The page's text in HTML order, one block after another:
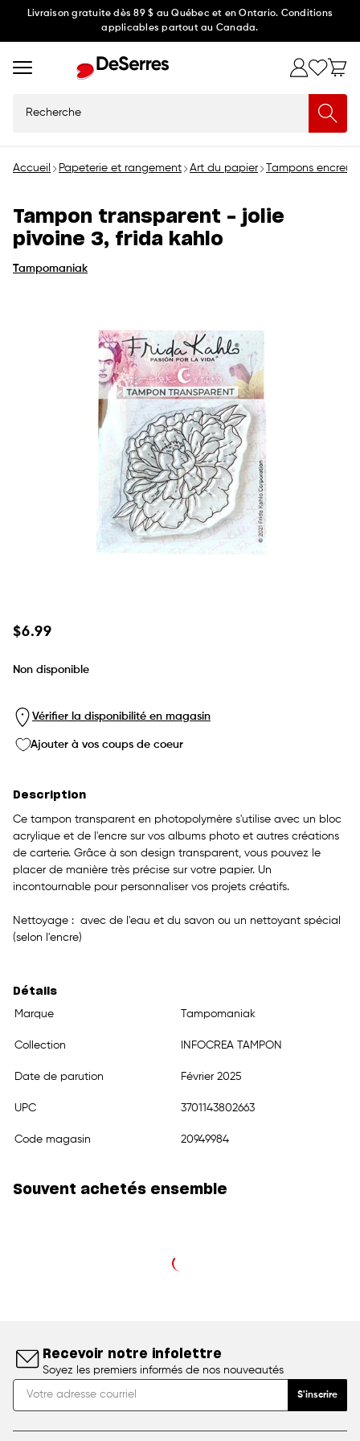
Ignorer
au
Livraison gratuite dès 89 $ au Québec et en Ontario. Conditions
applicables partout au Canada.
Accueil Papeterie et rangement Art du papier Tampons
Tampon transparent - jolie
pivoine 3, frida kahlo
Tampomaniak
Prix
$6.99
Non disponible
Vérifier la disponibilité en magasin
Ajouter à vos coups de coeur
Description
Ce tampon transparent en photopolymère s'utilise avec un bloc
acrylique et de l'encre sur vos albums photo et autres créations
de carterie. Grâce à son design transparent, vous pouvez le
placer de manière très précise sur votre papier. Un
incontournable pour personnaliser vos projets créatifs.
Nettoyage : avec de l'eau et du savon ou un nettoyant spécial
(selon l'encre)
Détails
Marque
Tampomaniak
Collection INFOCREA TAMPON
Date de parution Février 2025
UPC 3701143802663
Code magasin 20949984
Souvent achetés ensemble
Recevoir notre infolettre
Soyez les premiers informés de nos nouveautés
S'inscrire